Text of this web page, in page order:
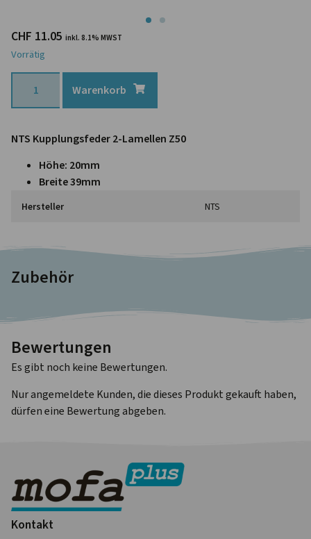
CHF 11.05 inkl. 8.1% MWST
Vorrätig
Warenkorb
NTS Kupplungsfeder 2-Lamellen Z50
Höhe: 20mm
Breite 39mm
Hersteller NTS
Zubehör
Bewertungen
Es gibt noch keine Bewertungen.
Nur angemeldete Kunden, die dieses Produkt gekauft haben,
dürfen eine Bewertung abgeben.
Kontakt